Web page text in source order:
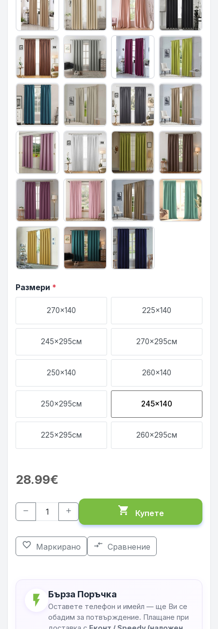
Размери *
270x140 225x140
245x295см 270x295см
250x140 260x140
250x295см 245x140
225x295см 260x295см
28.99€
remove add shopping_cart Купете
favorite_border Маркирано compare_arrows Сравнение
flash_on Бърза Поръчка
Оставете телефон и имейл — ще Ви се
обадим за потвърждение. Плащане при